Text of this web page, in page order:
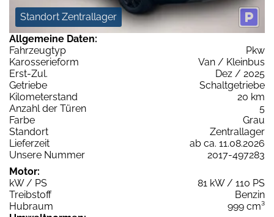
Standort Zentrallager
Allgemeine Daten:
Fahrzeugtyp
Pkw
Karosserieform
Van / Kleinbus
Erst-Zul.
Dez / 2025
Getriebe
Schaltgetriebe
Kilometerstand
20 km
Anzahl der Türen
5
Farbe
Grau
Standort
Zentrallager
Lieferzeit
ab ca. 11.08.2026
Unsere Nummer
2017-497283
Motor:
kW / PS
81 kW / 110 PS
Treibstoff
Benzin
Hubraum
999 cm³